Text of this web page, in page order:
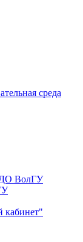
среда
кабинет"